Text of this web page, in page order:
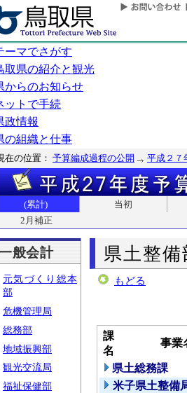
ーマでさがす
取県の紹介と観光
からのお知らせ
ットで手続
政情報
の組織と仕事
在の位置： 予算編成過程の公開 平成２７
(累計) 当初
2月補正
般会計
元気づくり総本
部
危機管理局
総務部
地域振興部
観光交流局
福祉保健部
県土整備
もどる
課
名
事業
県土総務課
米子県土整備